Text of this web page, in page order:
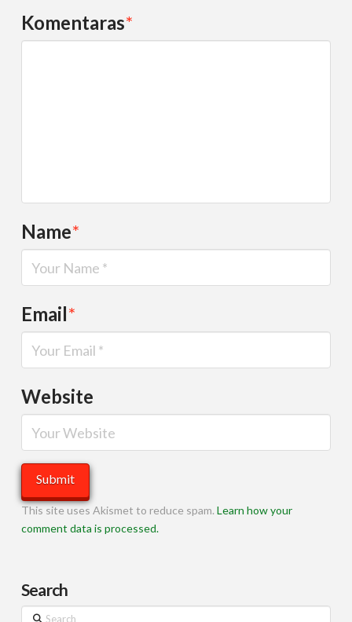
Komentaras*
Name*
Email*
Website
This site uses Akismet to reduce spam. Learn how your
comment data is processed.
Search
Search